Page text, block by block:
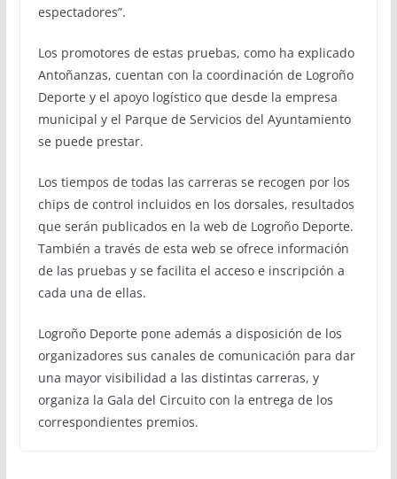
espectadores”.
Los promotores de estas pruebas, como ha explicado
Antoñanzas, cuentan con la coordinación de Logroño
Deporte y el apoyo logístico que desde la empresa
municipal y el Parque de Servicios del Ayuntamiento
se puede prestar.
Los tiempos de todas las carreras se recogen por los
chips de control incluidos en los dorsales, resultados
que serán publicados en la web de Logroño Deporte.
También a través de esta web se ofrece información
de las pruebas y se facilita el acceso e inscripción a
cada una de ellas.
Logroño Deporte pone además a disposición de los
organizadores sus canales de comunicación para dar
una mayor visibilidad a las distintas carreras, y
organiza la Gala del Circuito con la entrega de los
correspondientes premios.